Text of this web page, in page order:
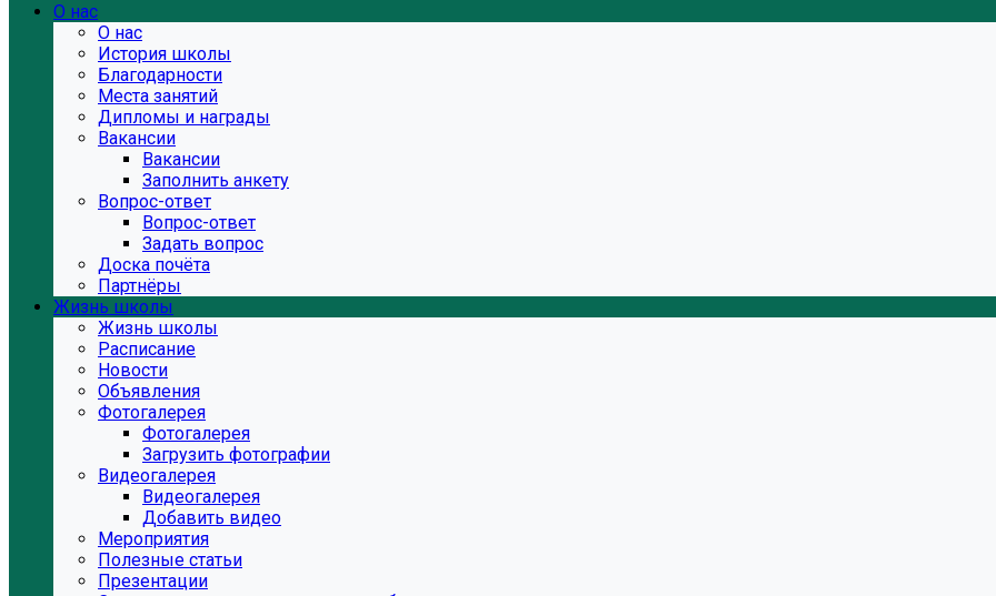
О нас
О нас
История школы
Благодарности
Места занятий
Дипломы и награды
Вакансии
Вакансии
Заполнить анкету
Вопрос-ответ
Вопрос-ответ
Задать вопрос
Доска почёта
Партнёры
Жизнь школы
Жизнь школы
Расписание
Новости
Объявления
Фотогалерея
Фотогалерея
Загрузить фотографии
Видеогалерея
Видеогалерея
Добавить видео
Мероприятия
Полезные статьи
Презентации